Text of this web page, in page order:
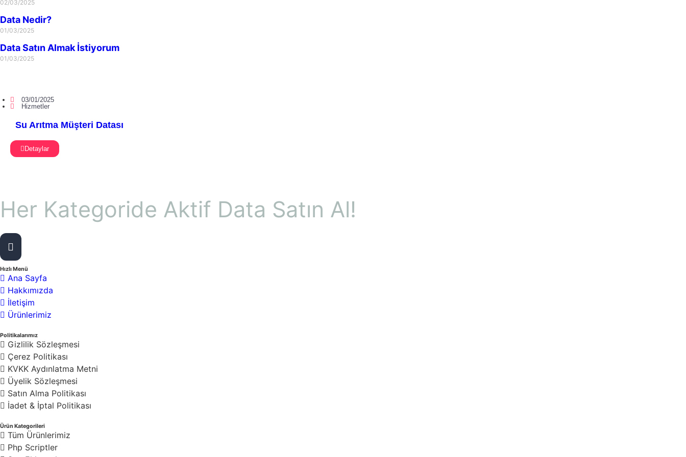
02/03/2025
Data Nedir?
01/03/2025
Data Satın Almak İstiyorum
01/03/2025
03/01/2025
Hizmetler
Su Arıtma Müşteri Datası
Detaylar
Her Kategoride Aktif Data Satın Al!
Hızlı Menü
Ana Sayfa
Hakkımızda
İletişim
Ürünlerimiz
Politikalarımız
Gizlilik Sözleşmesi
Çerez Politikası
KVKK Aydınlatma Metni
Üyelik Sözleşmesi
Satın Alma Politikası
İadet & İptal Politikası
Ürün Kategorileri
Tüm Ürünlerimiz
Php Scriptler